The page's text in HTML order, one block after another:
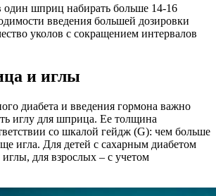
один шприц набирать больше 14-16
введения большей дозировки
уколов с сокращением интервалов
и иглы
диабета и введения гормона важно
иглу для шприца. Ее толщина
со шкалой гейдж (G): чем больше
игла. Для детей с сахарным диабетом
для взрослых – с учетом